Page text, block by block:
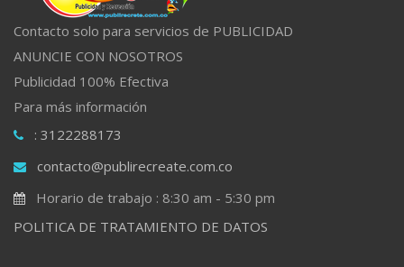
Contacto solo para servicios de PUBLICIDAD
ANUNCIE CON NOSOTROS
Publicidad 100% Efectiva
Para más información
: 3122288173
contacto@publirecreate.com.co
Horario de trabajo : 8:30 am - 5:30 pm
POLITICA DE TRATAMIENTO DE DATOS